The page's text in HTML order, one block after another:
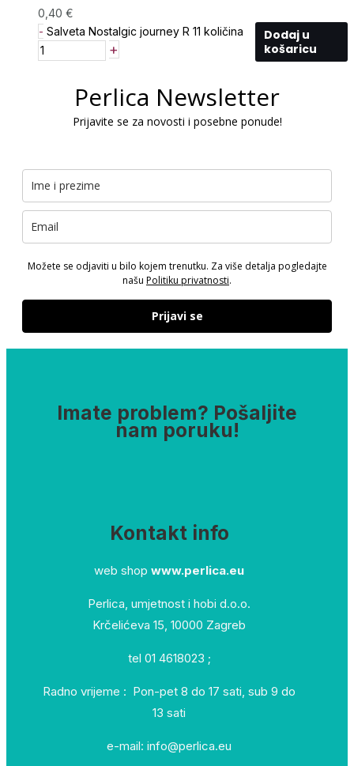
0,40 €
- Salveta Nostalgic journey R 11 količina
+
Dodaj u
košaricu
Perlica Newsletter
Prijavite se za novosti i posebne ponude!
Možete se odjaviti u bilo kojem trenutku. Za više detalja pogledajte
našu Politiku privatnosti.
Prijavi se
Imate problem? Pošaljite
nam poruku!
Kontakt info
web shop www.perlica.eu
Perlica, umjetnost i hobi d.o.o.
Krčelićeva 15, 10000 Zagreb
tel 01 4618023 ;
Radno vrijeme : Pon-pet 8 do 17 sati, sub 9 do
13 sati
e-mail: info@perlica.eu